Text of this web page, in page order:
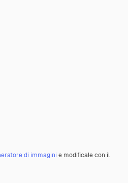
di immagini e modificale con il